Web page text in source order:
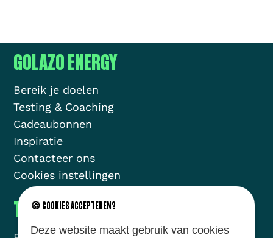
GOLAZO ENERGY
Bereik je doelen
Testing & Coaching
Cadeaubonnen
Inspiratie
Contacteer ons
Cookies instellingen
THE GOLAZO MOVEMENT
🍪 COOKIES ACCEPTEREN?
Deze website maakt gebruik van cookies